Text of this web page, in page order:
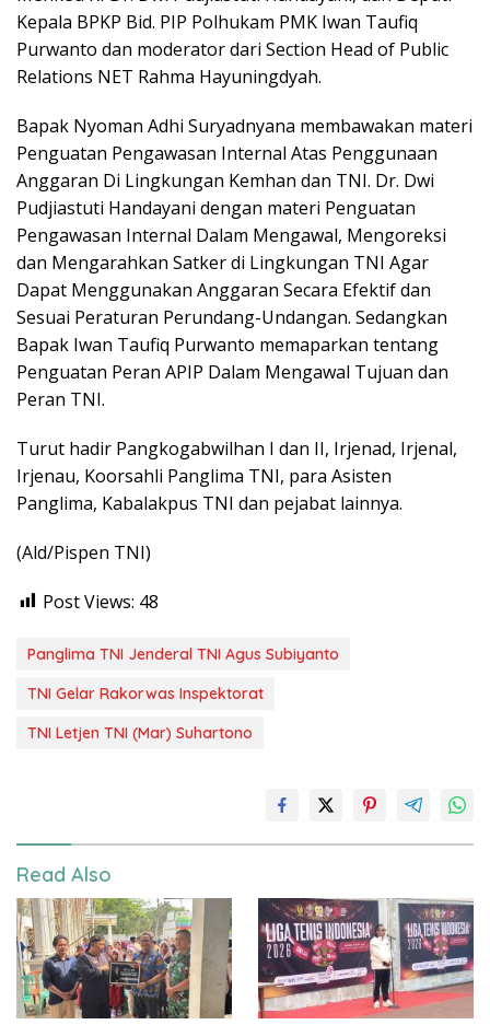
Kepala BPKP Bid. PIP Polhukam PMK Iwan Taufiq
Purwanto dan moderator dari Section Head of Public
Relations NET Rahma Hayuningdyah.
Bapak Nyoman Adhi Suryadnyana membawakan materi
Penguatan Pengawasan Internal Atas Penggunaan
Anggaran Di Lingkungan Kemhan dan TNI. Dr. Dwi
Pudjiastuti Handayani dengan materi Penguatan
Pengawasan Internal Dalam Mengawal, Mengoreksi
dan Mengarahkan Satker di Lingkungan TNI Agar
Dapat Menggunakan Anggaran Secara Efektif dan
Sesuai Peraturan Perundang-Undangan. Sedangkan
Bapak Iwan Taufiq Purwanto memaparkan tentang
Penguatan Peran APIP Dalam Mengawal Tujuan dan
Peran TNI.
Turut hadir Pangkogabwilhan I dan II, Irjenad, Irjenal,
Irjenau, Koorsahli Panglima TNI, para Asisten
Panglima, Kabalakpus TNI dan pejabat lainnya.
(Ald/Pispen TNI)
Post Views: 48
Panglima TNI Jenderal TNI Agus Subiyanto
TNI Gelar Rakorwas Inspektorat
TNI Letjen TNI (Mar) Suhartono
Read Also